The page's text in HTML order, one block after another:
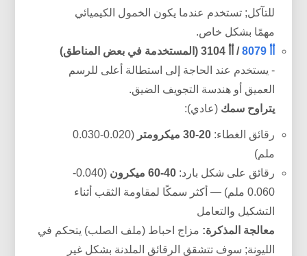
للتآكل; تستخدم عندما يكون الخمول الكيميائي
مهمًا بشكل خاص.
أأ 8079
/ أأ 3104 (المستخدمة في بعض المناطق)
- يستخدم عند الحاجة إلى استطالة أعلى للرسم
العميق أو هندسة التجويف الضيق.
يتراوح سمك (عادي):
رقائق الغطاء:20-30 ميكرومتر
(0.020-0.030
ملم)
رقائق على شكل بارد:40-60 ميكرون
(0.040-
0.060 ملم) — أكثر سمكًا لمقاومة الثقب أثناء
التشكيل والتعامل
معالجة المذكرة: مزاج احباط (ملف الصلب) يتحكم في
الليونة; سوف تتشقق الرقائق الملدنة بشكل غير